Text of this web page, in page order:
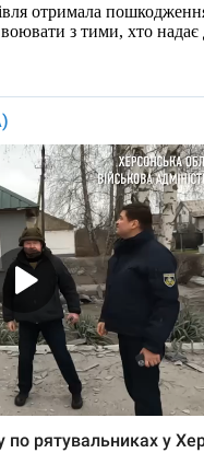
отримала
воювати з тими, хто